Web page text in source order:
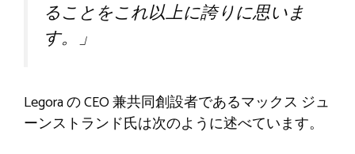
ることをこれ以上に誇りに思いま
す。」
Legora の CEO 兼共同創設者であるマックス ジュ
ーンストランド氏は次のように述べています。